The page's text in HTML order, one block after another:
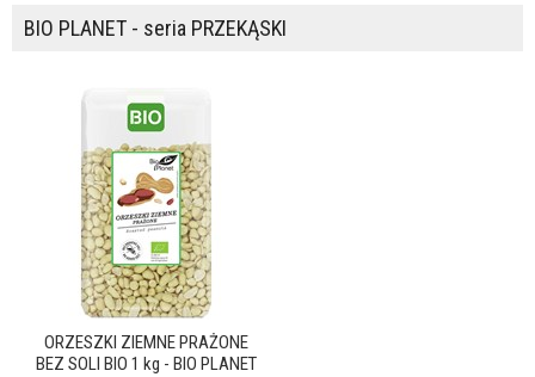
BIO PLANET - seria PRZEKĄSKI
ORZESZKI ZIEMNE PRAŻONE
BEZ SOLI BIO 1 kg - BIO PLANET